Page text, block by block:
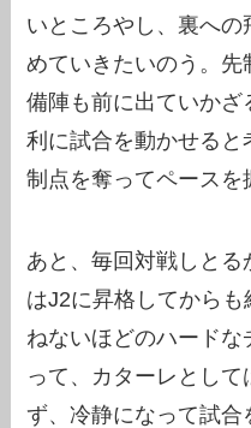
いところやし、裏へ
めていきたいのう。
備陣も前に出ていか
利に試合を動かせる
制点を奪ってペースを
あと、毎回対戦しと
はJ2に昇格してから
ねないほどのハード
って、カターレとし
ず、冷静になって試合